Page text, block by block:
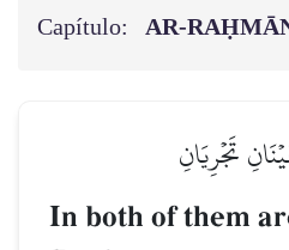
Capítulo: AR-
تَجۡرِيَانِ
In both of them